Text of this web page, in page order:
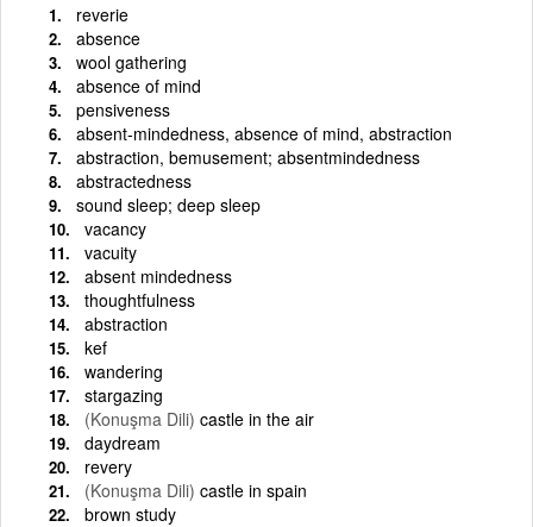
reverie
absence
wool gathering
absence of mind
pensiveness
absent-mindedness, absence of mind, abstraction
abstraction, bemusement; absentmindedness
abstractedness
sound sleep; deep sleep
vacancy
vacuity
absent mindedness
thoughtfulness
abstraction
kef
wandering
stargazing
(Konuşma Dili) castle in the air
daydream
revery
(Konuşma Dili) castle in spain
brown study